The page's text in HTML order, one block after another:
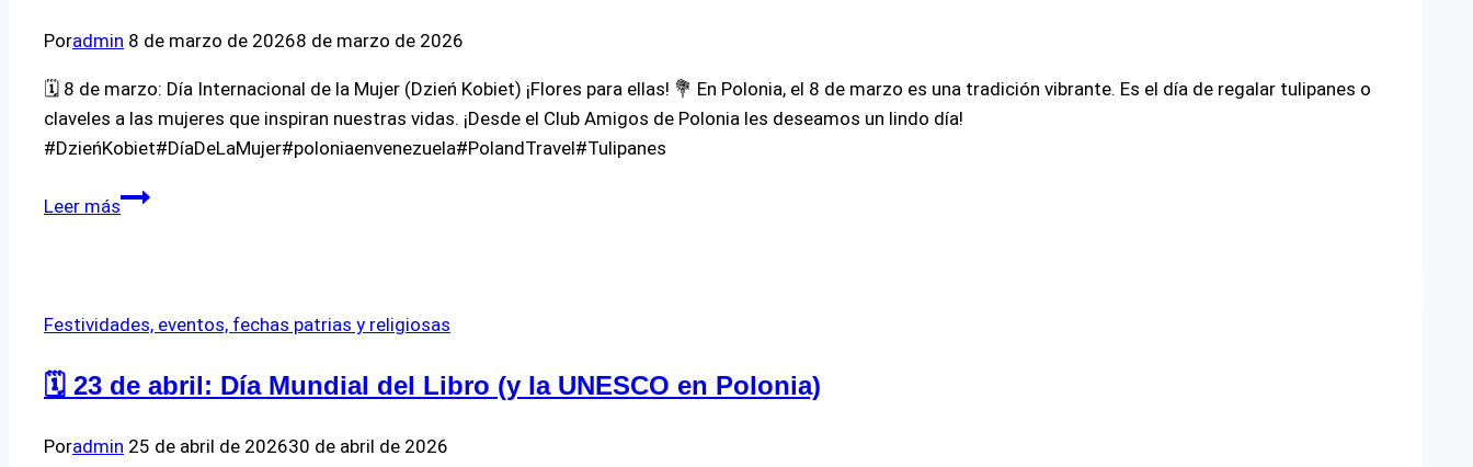
Poradmin 8 de marzo de 20268 de marzo de 2026
🗓 8 de marzo: Día Internacional de la Mujer (Dzień Kobiet) ¡Flores para ellas! 💐 En Polonia, el 8 de marzo es una tradición vibrante. Es el día de regalar tulipanes o
claveles a las mujeres que inspiran nuestras vidas. ¡Desde el Club Amigos de Polonia les deseamos un lindo día!
#DzieńKobiet#DíaDeLaMujer#poloniaenvenezuela#PolandTravel#Tulipanes
Leer más¡Feliz
Mujer!
Festividades, eventos, fechas patrias y religiosas
🗓️ 23 de abril: Día Mundial del Libro (y la UNESCO en Polonia)
Poradmin 25 de abril de 202630 de abril de 2026